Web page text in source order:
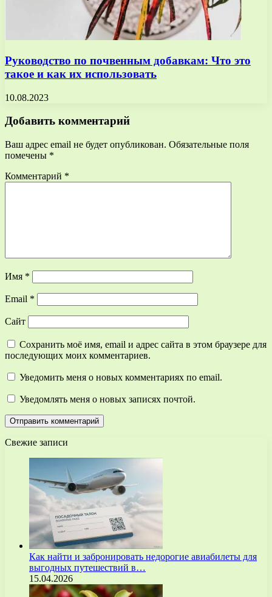
Руководство по почвенным добавкам: Что это
такое и как их использовать
10.08.2023
Добавить комментарий
Ваш адрес email не будет опубликован. Обязательные поля
помечены *
Комментарий *
Имя *
Email *
Сайт
Сохранить моё имя, email и адрес сайта в этом браузере для
последующих моих комментариев.
Уведомить меня о новых комментариях по email.
Уведомлять меня о новых записях почтой.
Свежие записи
Как найти и забронировать недорогие авиабилеты для
выгодных путешествий в…
15.04.2026